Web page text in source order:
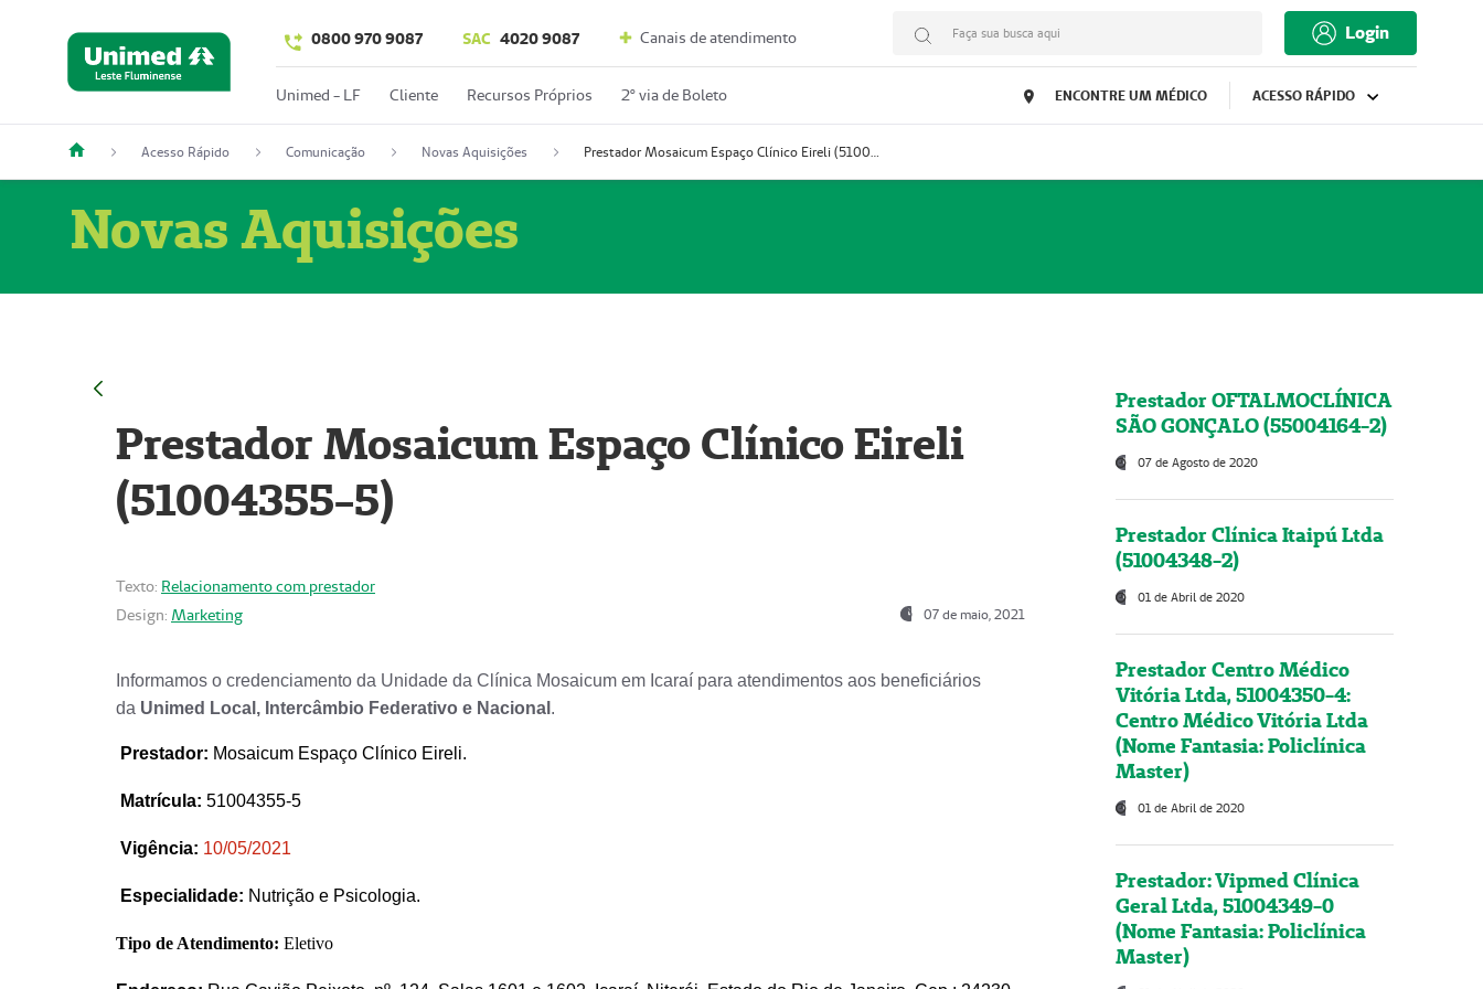
0800 970 9087 SAC 4020 9087 Canais de atendimento Faça sua busca aqui Login
Unimed - LF Cliente Recursos Próprios 2º via de Boleto ENCONTRE UM MÉDICO ACESSO RÁPIDO
Acesso Rápido Comunicação Novas Aquisições Prestador Mosaicum Espaço Clínico Eireli (51004355-5)
Novas Aquisições
Prestador Mosaicum Espaço Clínico Eireli
(51004355-5)
Texto: Relacionamento com prestador
Design: Marketing 07 de maio, 2021
Informamos o credenciamento da Unidade da Clínica Mosaicum em Icaraí para atendimentos aos beneficiários
da Unimed Local, Intercâmbio Federativo e Nacional .
Prestador: Mosaicum Espaço Clínico Eireli.
Matrícula: 51004355-5
Vigência: 10/05/2021
Especialidade: Nutrição e Psicologia.
Tipo de Atendimento: Eletivo
Prestador OFTALMOCLÍNICA
SÃO GONÇALO (55004164-2)
07 de Agosto de 2020
Prestador Clínica Itaipú Ltda
(51004348-2)
01 de Abril de 2020
Prestador Centro Médico
Vitória Ltda, 51004350-4:
Centro Médico Vitória Ltda
(Nome Fantasia: Policlínica
Master)
01 de Abril de 2020
Prestador: Vipmed Clínica
Geral Ltda, 51004349-0
(Nome Fantasia: Policlínica
Master)